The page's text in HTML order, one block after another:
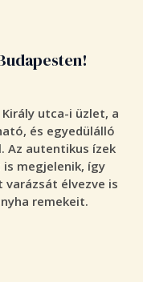
utca-i üzlet, a
és egyedülálló
Az autentikus ízek
megjelenik, így
varázsát élvezve is
remekeit.